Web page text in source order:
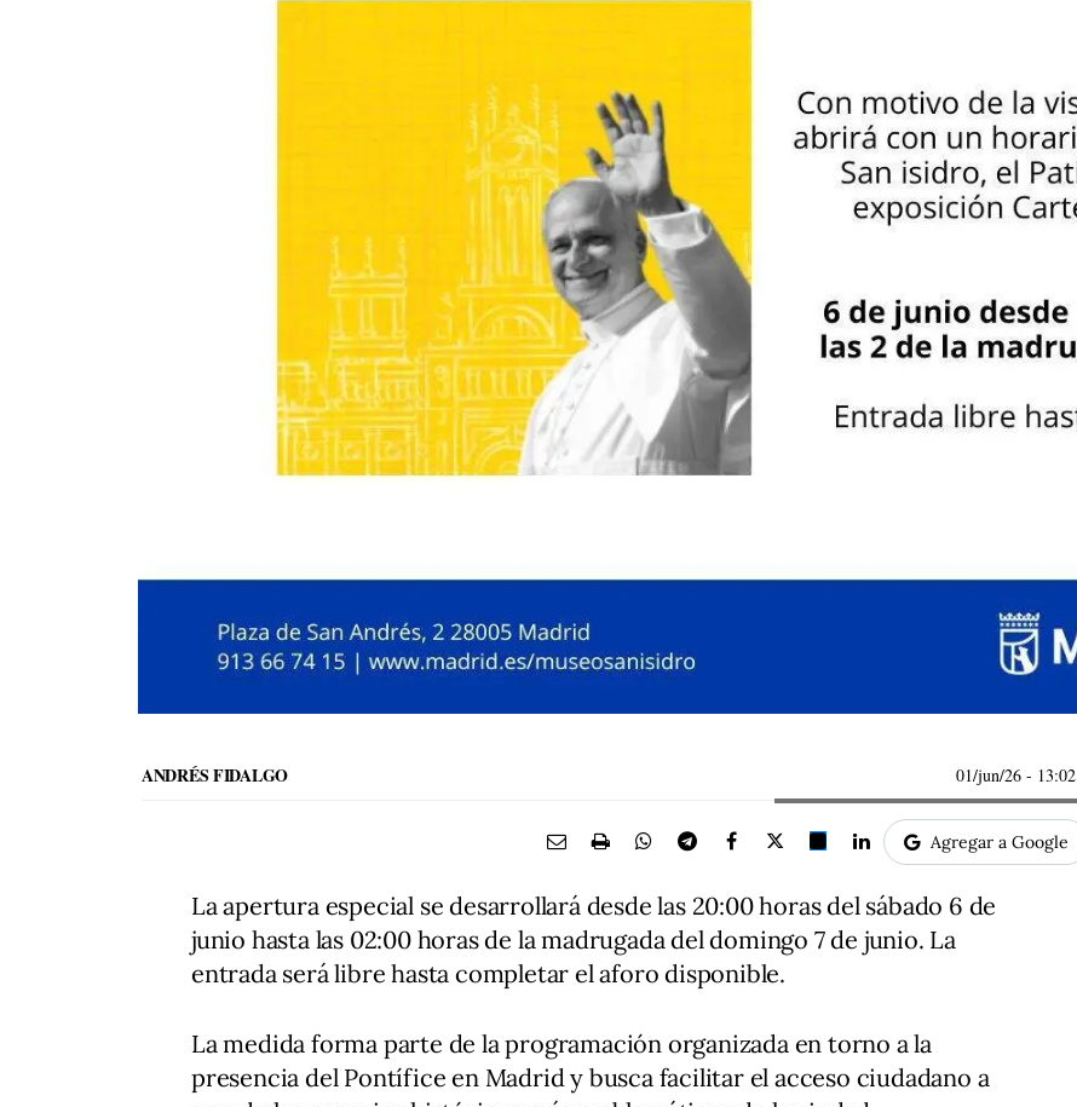
ANDRÉS FIDALGO 01/jun/26 - 13:02
Agregar a Google
La apertura especial se desarrollará desde las 20:00 horas del sábado 6 de
junio hasta las 02:00 horas de la madrugada del domingo 7 de junio. La
entrada será libre hasta completar el aforo disponible.
La medida forma parte de la programación organizada en torno a la
presencia del Pontífice en Madrid y busca facilitar el acceso ciudadano a